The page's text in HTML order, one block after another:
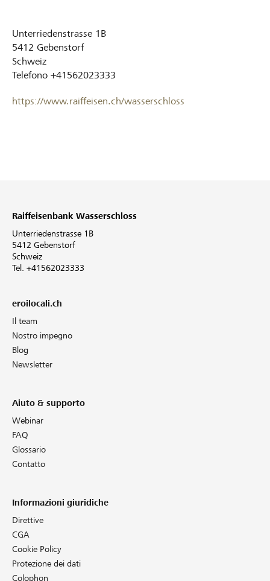
Unterriedenstrasse 1B
5412 Gebenstorf
Schweiz
Telefono +41562023333
https://www.raiffeisen.ch/wasserschloss
Raiffeisenbank Wasserschloss
Unterriedenstrasse 1B
5412 Gebenstorf
Schweiz
Tel. +41562023333
eroilocali.ch
Il team
Nostro impegno
Blog
Newsletter
Aiuto & supporto
Webinar
FAQ
Glossario
Contatto
Informazioni giuridiche
Direttive
CGA
Cookie Policy
Protezione dei dati
Colophon